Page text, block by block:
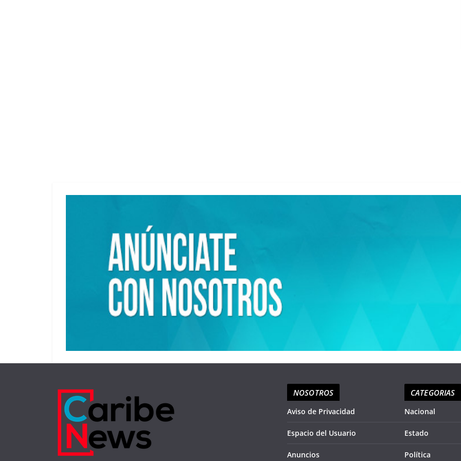
NOSOTROS
Aviso de Privacidad
Espacio del Usuario
Anuncios
CATEGORIAS
Nacional
Estado
Política